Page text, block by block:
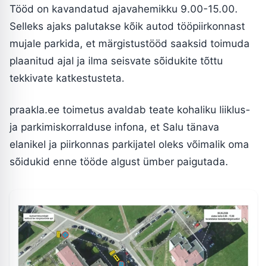
Tööd on kavandatud ajavahemikku 9.00-15.00.
Selleks ajaks palutakse kõik autod tööpiirkonnast
mujale parkida, et märgistustööd saaksid toimuda
plaanitud ajal ja ilma seisvate sõidukite tõttu
tekkivate katkestusteta.
praakla.ee toimetus avaldab teate kohaliku liiklus-
ja parkimiskorralduse infona, et Salu tänava
elanikel ja piirkonnas parkijatel oleks võimalik oma
sõidukid enne tööde algust ümber paigutada.